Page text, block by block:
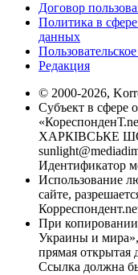
Договор
Политика в
данных
Редакция
© 2000-2026,
Субъект в сфере
ХАРКІВСЬКЕ
Идентификатор
Использование
сайте,
При
Украины и мира»,
прямая открытая
Ссылка должна